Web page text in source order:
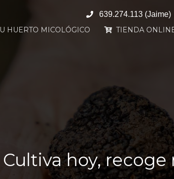
639.274.113 (Jaime)
HUERTO MICOLÓGICO TIENDA
Cultiva hoy, recoge